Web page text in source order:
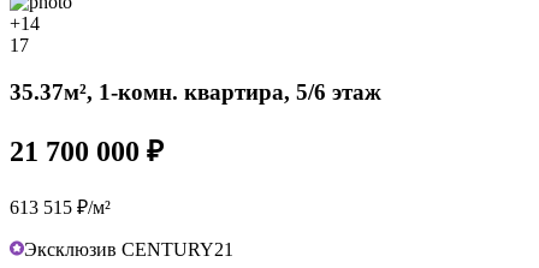
+14
17
35.37м², 1-комн. квартира, 5/6 этаж
21 700 000 ₽
613 515 ₽/м²
Эксклюзив CENTURY21